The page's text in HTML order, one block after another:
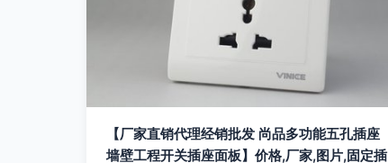
【厂家直销代理经销批发 尚品多功能五孔插座
墙壁工程开关插座面板】价格,厂家,图片,固定插